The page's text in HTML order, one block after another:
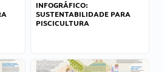
INFOGRÁFICO:
SUSTENTABILIDADE PARA
PISCICULTURA